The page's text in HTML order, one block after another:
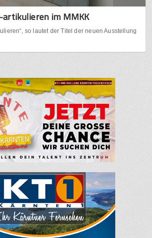
artikulieren im MMKK
so lautet der Titel der neuen Ausstellung